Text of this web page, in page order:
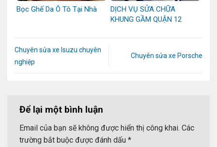
Bọc Ghế Da Ô Tô Tại Nhà
DỊCH VỤ SỬA CHỮA
KHUNG GẦM QUẬN 12
Chuyên sửa xe Isuzu chuyên
nghiệp
Chuyên sửa xe Porsche
Để lại một bình luận
Email của bạn sẽ không được hiển thị công khai. Các
trường bắt buộc được đánh dấu *